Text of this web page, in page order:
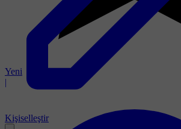
Yeni
|
Kişiselleştir